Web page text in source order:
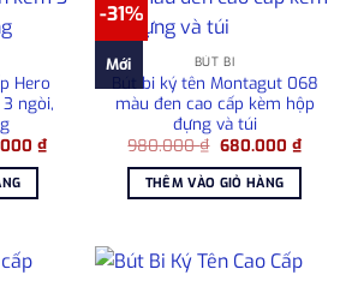
Hero
ngòi,
₫.
₫Giá
hiện
1.500.000 ₫.
-31%
Mới BÚT BI
Bút bi ký tên Montagut 068
màu đen cao cấp kèm hộp
đựng và túi
980.000₫ Giá
là:
980.000 ₫.
680.000 ₫Giá
hiện
THÊM VÀO GIỎ HÀNG